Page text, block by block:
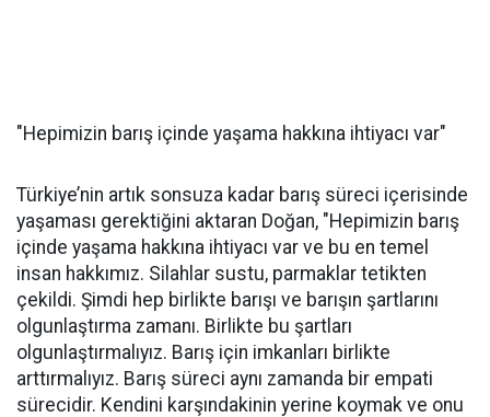
"Hepimizin barış içinde yaşama hakkına ihtiyacı var"
Türkiye’nin artık sonsuza kadar barış süreci içerisinde
yaşaması gerektiğini aktaran Doğan, "Hepimizin barış
içinde yaşama hakkına ihtiyacı var ve bu en temel
insan hakkımız. Silahlar sustu, parmaklar tetikten
çekildi. Şimdi hep birlikte barışı ve barışın şartlarını
olgunlaştırma zamanı. Birlikte bu şartları
olgunlaştırmalıyız. Barış için imkanları birlikte
arttırmalıyız. Barış süreci aynı zamanda bir empati
sürecidir. Kendini karşındakinin yerine koymak ve onu